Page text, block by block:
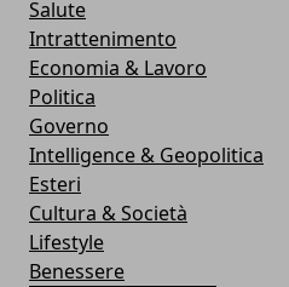
Salute
Intrattenimento
Economia & Lavoro
Politica
Governo
Intelligence & Geopolitica
Esteri
Cultura & Società
Lifestyle
Benessere